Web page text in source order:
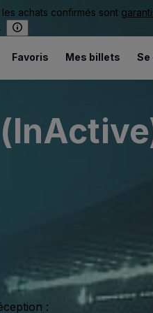
achats confirmés sont
Favoris Mes billets
: